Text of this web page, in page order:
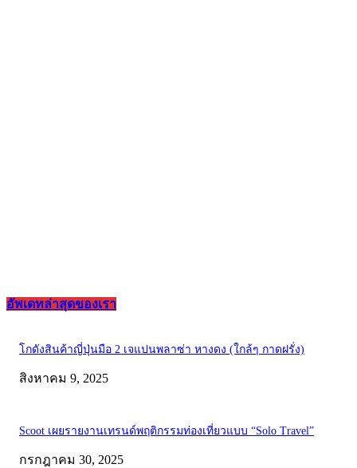
อัพเดทล่าสุดของเรา
โกดังสินค้าญี่ปุ่นมือ 2 เจแปนพลาซ่า หางดง (ใกล้ๆ กาดฝรั่ง)
สิงหาคม 9, 2025
Scoot เผยรายงานเทรนด์พฤติกรรมท่องเที่ยวแบบ “Solo Travel”
กรกฎาคม 30, 2025